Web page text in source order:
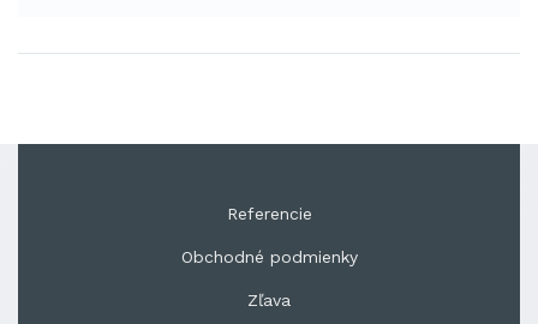
Referencie
Obchodné podmienky
Zľava